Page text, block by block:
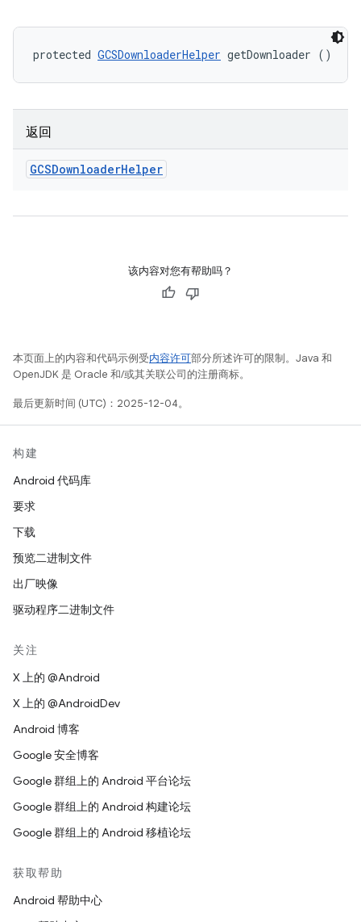
protected GCSDownloaderHelper getDownloader ()
返回
GCSDownloaderHelper
该内容对您有帮助吗？
本页面上的内容和代码示例受内容许可部分所述许可的限制。Java 和
OpenJDK 是 Oracle 和/或其关联公司的注册商标。
最后更新时间 (UTC)：2025-12-04。
构建
Android 代码库
要求
下载
预览二进制文件
出厂映像
驱动程序二进制文件
关注
X 上的 @Android
X 上的 @AndroidDev
Android 博客
Google 安全博客
Google 群组上的 Android 平台论坛
Google 群组上的 Android 构建论坛
Google 群组上的 Android 移植论坛
获取帮助
Android 帮助中心